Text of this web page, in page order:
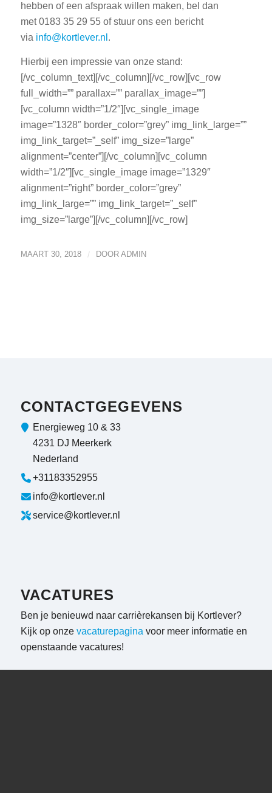
hebben of een afspraak willen maken, bel dan
met 0183 35 29 55 of stuur ons een bericht
via info@kortlever.nl .
Hierbij een impressie van onze stand:
[/vc_column_text][/vc_column][/vc_row][vc_row
full_width=”” parallax=”” parallax_image=””]
[vc_column width=”1/2″][vc_single_image
image=”1328″ border_color=”grey” img_link_large=””
img_link_target=”_self” img_size=”large”
alignment=”center”][/vc_column][vc_column
width=”1/2″][vc_single_image image=”1329″
alignment=”right” border_color=”grey”
img_link_large=”” img_link_target=”_self”
img_size=”large”][/vc_column][/vc_row]
MAART 30, 2018 / DOOR ADMIN
CONTACTGEGEVENS
Energieweg 10 & 33
4231 DJ Meerkerk
Nederland
+31183352955
info@kortlever.nl
service@kortlever.nl
VACATURES
Ben je benieuwd naar carrièrekansen bij Kortlever?
Kijk op onze vacaturepagina voor meer informatie en
openstaande vacatures!